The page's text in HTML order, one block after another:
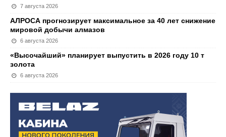
7 августа 2026
АЛРОСА прогнозирует максимальное за 40 лет снижение
мировой добычи алмазов
6 августа 2026
«Высочайший» планирует выпустить в 2026 году 10 т
золота
6 августа 2026